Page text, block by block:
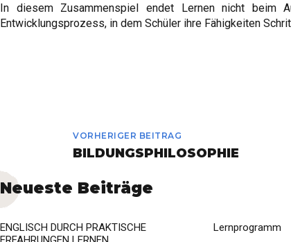
In diesem Zusammenspiel endet Lernen nicht beim
Entwicklungsprozess, in dem Schüler ihre Fähigkeiten
VORHERIGER BEITRAG
BILDUNGSPHILOSOPHIE
Neueste Beiträge
ENGLISCH DURCH PRAKTISCHE
Lernprogramm